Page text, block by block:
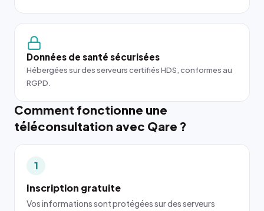
Données de santé sécurisées
Hébergées sur des serveurs certifiés HDS, conformes au
RGPD.
Comment fonctionne une
téléconsultation avec Qare ?
1
Inscription gratuite
Vos informations sont protégées sur des serveurs